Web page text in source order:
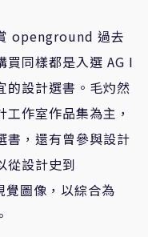
openground 過去
買同樣都是入選 AG I
的設計選書。毛灼然
作室作品集為主，
書，還有曾參與設計
從設計史到
覺圖像，以綜合為